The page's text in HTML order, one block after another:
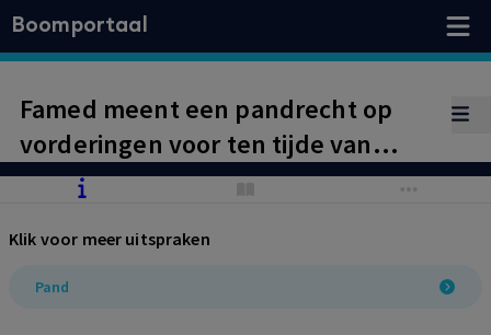
Boomportaal
Famed meent een pandrecht op
vorderingen voor ten tijde van
faillietverklaring nog onderhanden
de curator niet mogelijk is omdat de
vorderingen in de lezing van de
Klik voor meer uitspraken
Pand